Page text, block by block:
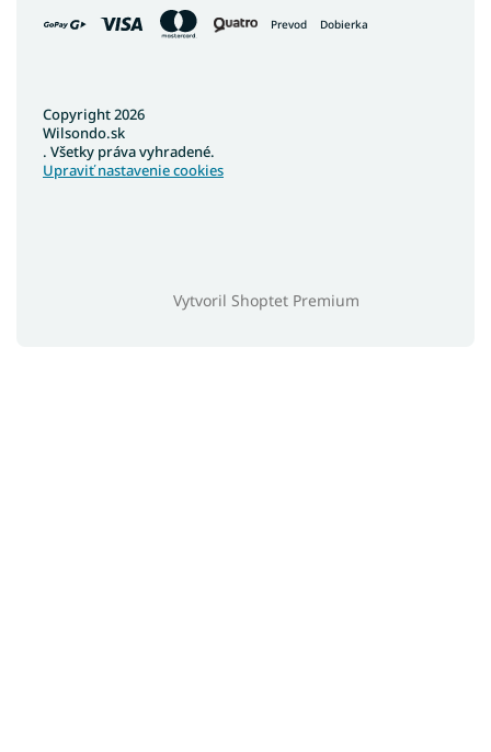
Prevod Dobierka
Vytvoril Shoptet Premium
Copyright 2026
Wilsondo.sk
. Všetky práva vyhradené.
Upraviť nastavenie cookies